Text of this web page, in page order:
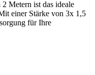
Metern ist das ideale
einer Stärke von 3x 1,5
für Ihre